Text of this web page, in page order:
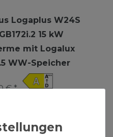
Logaplus W24S
15 kW
mit Logalux
WW-Speicher
€ *